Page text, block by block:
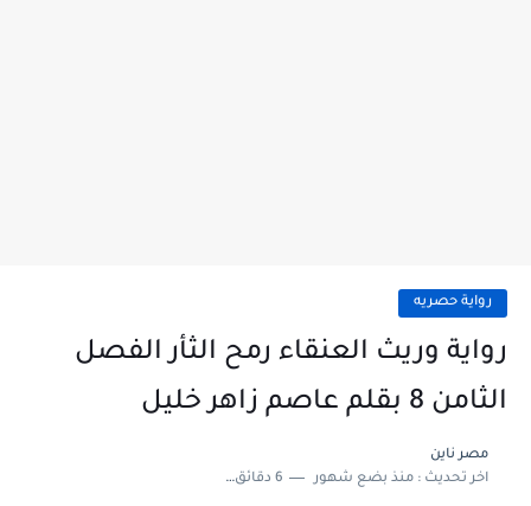
رواية حصريه
رواية وريث العنقاء رمح الثأر الفصل
الثامن 8 بقلم عاصم زاهر خليل
مصر ناين
اخر تحديث :منذ بضع شهور 6 دقائق للقراءة